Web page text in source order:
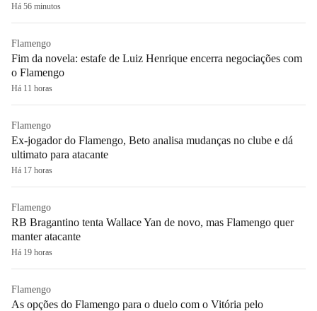
Há 56 minutos
Flamengo
Fim da novela: estafe de Luiz Henrique encerra negociações com
o Flamengo
Há 11 horas
Flamengo
Ex-jogador do Flamengo, Beto analisa mudanças no clube e dá
ultimato para atacante
Há 17 horas
Flamengo
RB Bragantino tenta Wallace Yan de novo, mas Flamengo quer
manter atacante
Há 19 horas
Flamengo
As opções do Flamengo para o duelo com o Vitória pelo